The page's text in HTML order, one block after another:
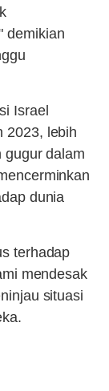
demikian
Israel
2023, lebih
gugur dalam
dunia
terhadap
mendesak
situasi